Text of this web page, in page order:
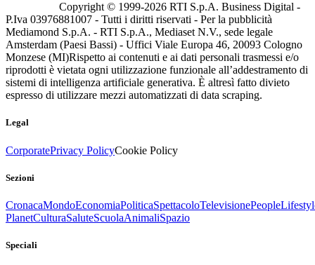
Copyright © 1999-2026 RTI S.p.A. Business Digital -
P.Iva 03976881007 - Tutti i diritti riservati - Per la pubblicità
Mediamond S.p.A. - RTI S.p.A., Mediaset N.V., sede legale
Amsterdam (Paesi Bassi) - Uffici Viale Europa 46, 20093 Cologno
Monzese (MI)Rispetto ai contenuti e ai dati personali trasmessi e/o
riprodotti è vietata ogni utilizzazione funzionale all’addestramento di
sistemi di intelligenza artificiale generativa. È altresì fatto divieto
espresso di utilizzare mezzi automatizzati di data scraping.
Legal
CorporatePrivacy PolicyCookie Policy
Sezioni
CronacaMondoEconomiaPoliticaSpettacoloTelevisionePeople
PlanetCulturaSaluteScuolaAnimaliSpazio
Speciali